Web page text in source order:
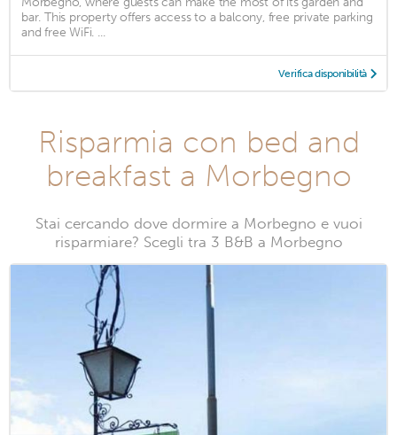
bar. This property offers access to a balcony, free private parking
and free WiFi. ...
Verifica disponibilità
Risparmia con bed and
breakfast a Morbegno
Stai cercando dove dormire a Morbegno e vuoi
risparmiare? Scegli tra 3 B&B a Morbegno